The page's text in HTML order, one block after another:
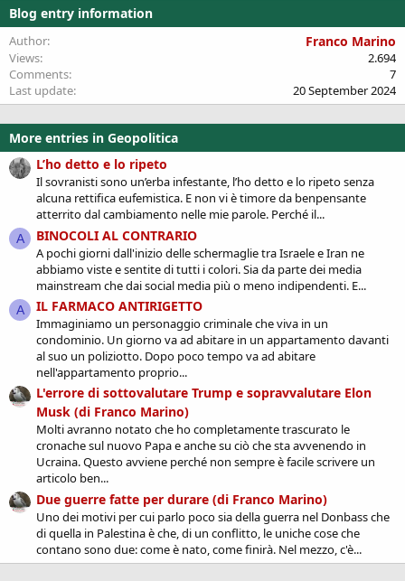
26
Trebuchet MS
Blog entry information
Author Franco Marino
Views
2.694
Comments
7
Last update
20 September 2024
More entries in Geopolitica
L’ho detto e lo ripeto
Il sovranisti sono un’erba infestante, l’ho detto e lo ripeto senza
alcuna rettifica eufemistica. E non vi è timore da benpensante
atterrito dal cambiamento nelle mie parole. Perché il...
A BINOCOLI AL CONTRARIO
A pochi giorni dall'inizio delle schermaglie tra Israele e Iran ne
abbiamo viste e sentite di tutti i colori. Sia da parte dei media
mainstream che dai social media più o meno indipendenti. E...
A IL FARMACO ANTIRIGETTO
Immaginiamo un personaggio criminale che viva in un
condominio. Un giorno va ad abitare in un appartamento davanti
al suo un poliziotto. Dopo poco tempo va ad abitare
nell'appartamento proprio...
L'errore di sottovalutare Trump e sopravvalutare Elon
Musk (di Franco Marino)
Molti avranno notato che ho completamente trascurato le
cronache sul nuovo Papa e anche su ciò che sta avvenendo in
Ucraina. Questo avviene perché non sempre è facile scrivere un
articolo ben...
Due guerre fatte per durare (di Franco Marino)
Uno dei motivi per cui parlo poco sia della guerra nel Donbass che
di quella in Palestina è che, di un conflitto, le uniche cose che
contano sono due: come è nato, come finirà. Nel mezzo, c'è...